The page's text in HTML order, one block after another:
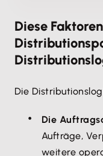
Diese
Die
Die
Aufträge,
weitere